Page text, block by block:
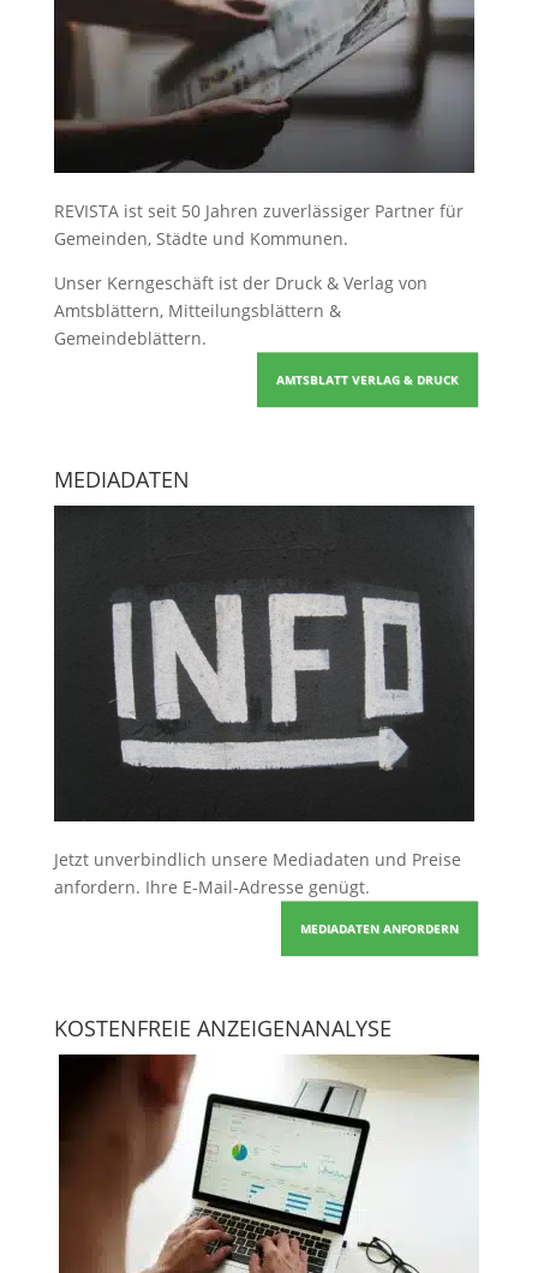
REVISTA ist seit 50 Jahren zuverlässiger Partner für
Gemeinden, Städte und Kommunen.
Unser Kerngeschäft ist der Druck & Verlag von
Amtsblättern, Mitteilungsblättern &
Gemeindeblättern.
AMTSBLATT VERLAG & DRUCK
MEDIADATEN
Jetzt unverbindlich unsere Mediadaten und Preise
anfordern. Ihre E-Mail-Adresse genügt.
MEDIADATEN ANFORDERN
KOSTENFREIE ANZEIGENANALYSE